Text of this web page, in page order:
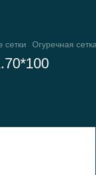
сетки Огуречная